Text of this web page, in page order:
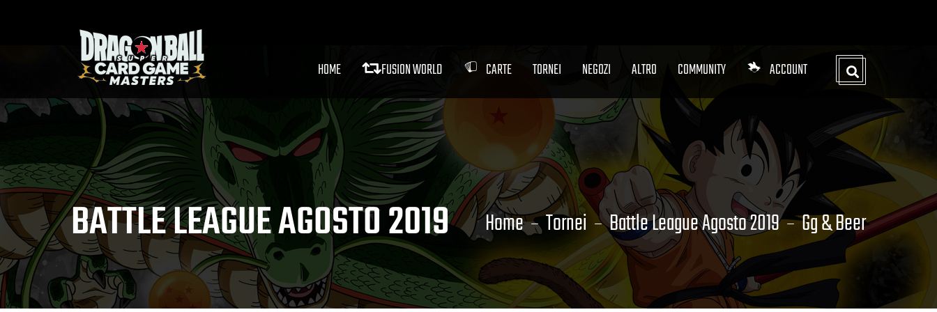
HOME FUSION WORLD CARTE TORNEI NEGOZI ALTRO COMMUNITY ACCOUNT
BATTLE LEAGUE AGOSTO 2019 Home Tornei Battle League Agosto 2019 Gg & Beer